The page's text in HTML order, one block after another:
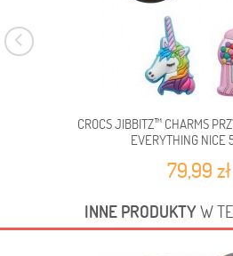
CROCS JIBBITZ™ CHARMS
EVERYTHING NICE
79,99 zł
INNE PRODUKTYW